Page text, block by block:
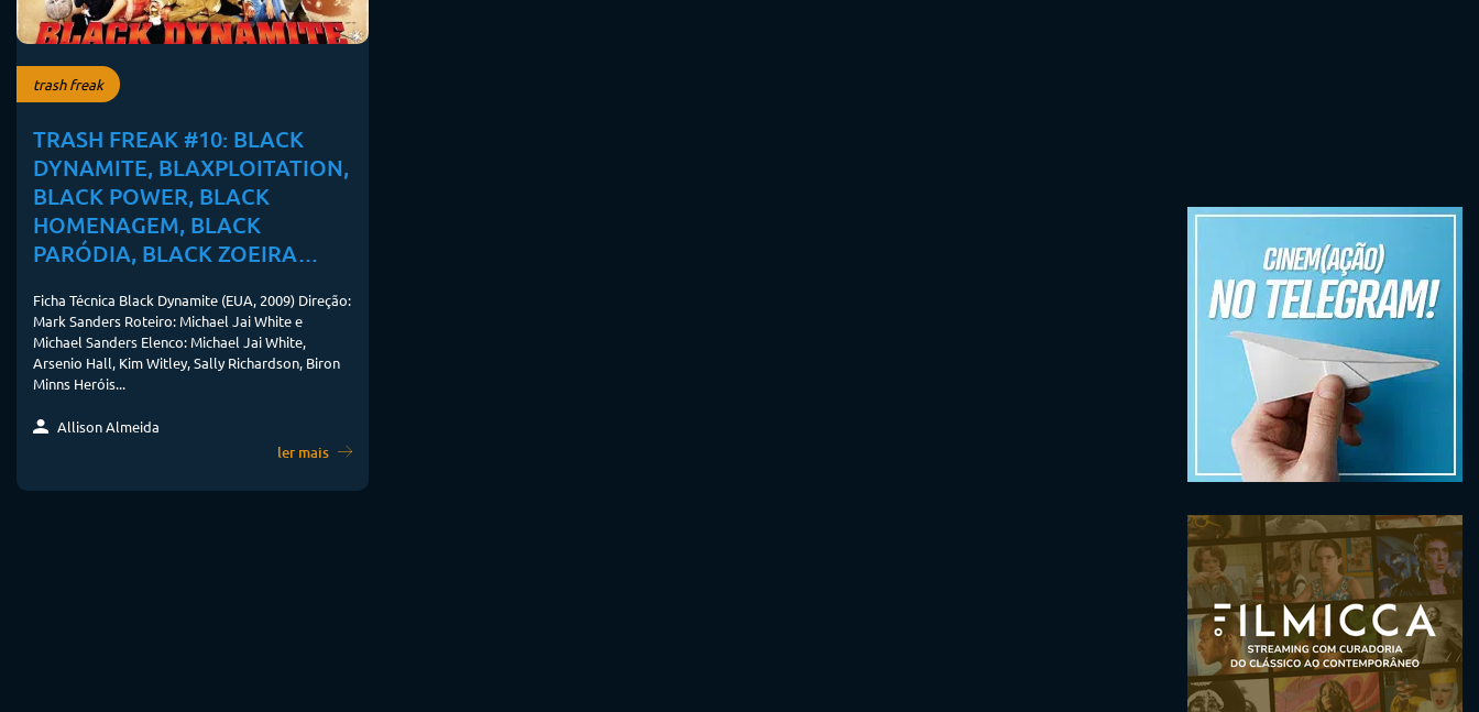
trash freak
TRASH FREAK #10: BLACK
DYNAMITE, BLAXPLOITATION,
BLACK POWER, BLACK
HOMENAGEM, BLACK
PARÓDIA, BLACK ZOEIRA…
Ficha Técnica Black Dynamite (EUA, 2009) Direção:
Mark Sanders Roteiro: Michael Jai White e
Michael Sanders Elenco: Michael Jai White,
Arsenio Hall, Kim Witley, Sally Richardson, Biron
Minns Heróis...
Allison Almeida
ler mais